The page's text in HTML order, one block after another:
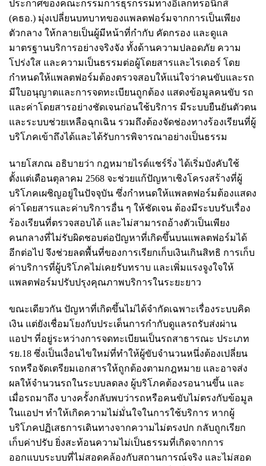
ประกาศของคณะกรรมการธุรกรรมทางอิเล็กทรอนิกส์
(คธอ.) มุ่งเปลี่ยนบทบาทของแพลตฟอร์มจากการเป็นเพียง
ตัวกลาง ให้กลายเป็นผู้มีหน้าที่กำกับ คัดกรอง และดูแล
มาตรฐานบริการอย่างจริงจัง ทั้งด้านความปลอดภัย ความ
โปร่งใส และความเป็นธรรมต่อผู้โดยสารและไรเดอร์ โดย
กำหนดให้แพลตฟอร์มต้องตรวจสอบให้แน่ใจว่าคนขับและรถ
มีใบอนุญาตและการจดทะเบียนถูกต้อง แสดงข้อมูลคนขับ รถ
และค่าโดยสารอย่างชัดเจนก่อนใช้บริการ มีระบบยืนยันตัวตน
และระบบช่วยเหลือฉุกเฉิน รวมถึงต้องจัดช่องทางร้องเรียนที่ผู้
บริโภคเข้าถึงได้และได้รับการพิจารณาอย่างเป็นธรรม
นายโสภณ อธิบายว่า กฎหมายไรด์แชร์ริ่ง ได้เริ่มบังคับใช้
ตั้งแต่เดือนตุลาคม 2568 จะช่วยแก้ปัญหาเชิงโครงสร้างที่ผู้
บริโภคเผชิญอยู่ในปัจจุบัน ซึ่งกำหนดให้แพลตฟอร์มต้องแสดง
ค่าโดยสารและค่าบริการอื่น ๆ ให้ชัดเจน ต้องมีระบบรับเรื่อง
ร้องเรียนที่ตรวจสอบได้ และไม่สามารถอ้างตัวเป็นเพียง
คนกลางที่ไม่รับผิดชอบต่อปัญหาที่เกิดขึ้นบนแพลตฟอร์มได้
อีกต่อไป จึงช่วยลดพื้นที่ของการเรียกเก็บเงินเกินสิทธิ การเก็บ
ค่าบริการที่ผู้บริโภคไม่เคยรับทราบ และเพิ่มแรงจูงใจให้
แพลตฟอร์มปรับปรุงคุณภาพบริการในระยะยาว
ขณะเดียวกัน ปัญหาที่เกิดขึ้นไม่ได้จำกัดเฉพาะเรื่องระบบคิด
เงิน แต่ยังเชื่อมโยงกับประเด็นการกำกับดูแลรถรับส่งผ่าน
แอปฯ ที่อยู่ระหว่างการจดทะเบียนเป็นรถสาธารณะ ประเภท
รย.18 ซึ่งเป็นเงื่อนไขใหม่ที่ทำให้ผู้ขับจำนวนหนึ่งต้องเปลี่ยน
รถหรือจัดเตรียมเอกสารให้ถูกต้องตามกฎหมาย และอาจส่ง
ผลให้จำนวนรถในระบบลดลง ผู้บริโภคต้องรอนานขึ้น และ
เมื่อรถมาถึง บางครั้งกลับพบว่ารถหรือคนขับไม่ตรงกับข้อมูล
ในแอปฯ ทำให้เกิดความไม่มั่นใจในการใช้บริการ หากผู้
บริโภคปฏิเสธการเดินทางจากความไม่ตรงปก กลับถูกเรียก
เก็บค่าปรับ ยิ่งสะท้อนความไม่เป็นธรรมที่เกิดจากการ
ออกแบบระบบที่ไม่สอดคล้องกับสถานการณ์จริง และไม่สอด